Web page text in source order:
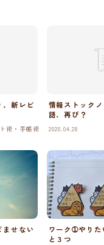
新レビ
術・手帳術
情報ストック
語、再び？
2020.04.28
ませない
ワーク➀やりた
と３つ